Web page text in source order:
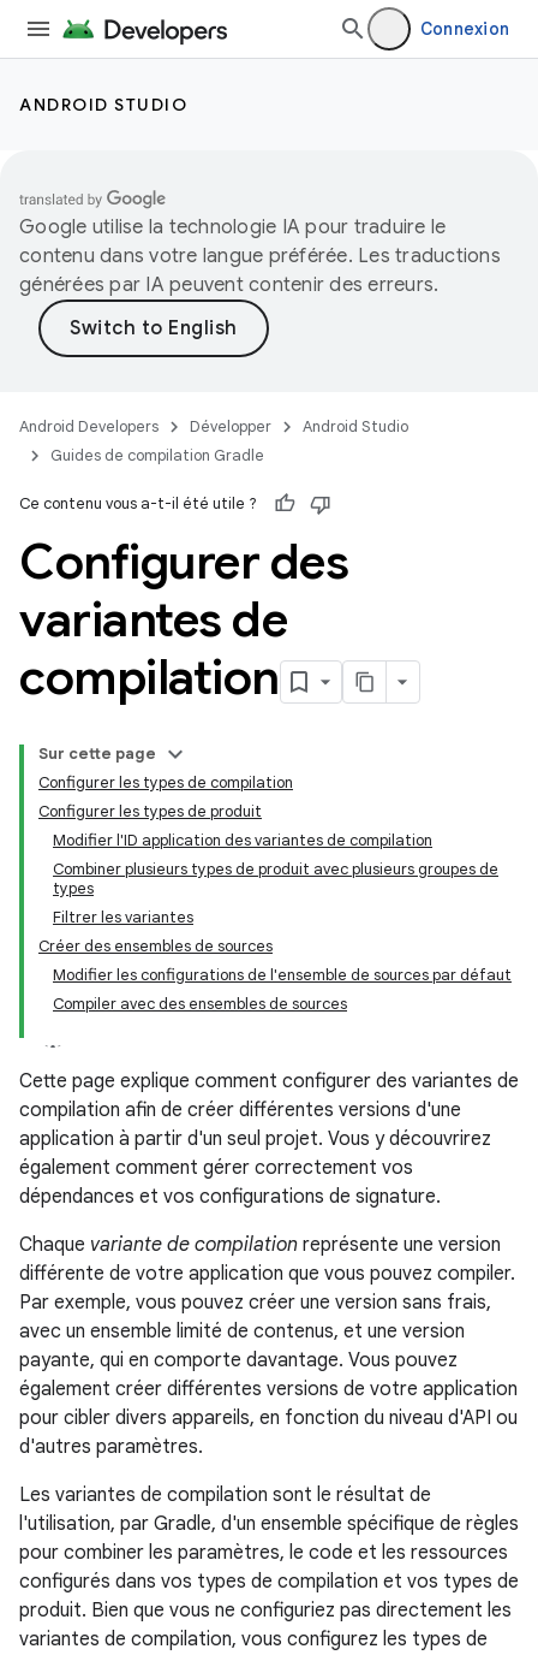
Connexion
ANDROID STUDIO
Google utilise la technologie IA pour traduire le
contenu dans votre langue préférée. Les traductions
générées par IA peuvent contenir des erreurs.
Android Developers Développer
Android Studio
Guides de compilation Gradle
Ce contenu vous a-t-il été utile ?
Configurer des
variantes de
compilation
Sur cette page
Configurer les types de compilation
Configurer les types de produit
Modifier l'ID application des variantes de compilation
Combiner plusieurs types de produit avec plusieurs groupes de
types
Filtrer les variantes
Créer des ensembles de sources
Modifier les configurations de l'ensemble de sources par défaut
Compiler avec des ensembles de sources
Cette page explique comment configurer des variantes de
compilation afin de créer différentes versions d'une
application à partir d'un seul projet. Vous y découvrirez
également comment gérer correctement vos
dépendances et vos configurations de signature.
Chaque variante de compilation représente une version
différente de votre application que vous pouvez compiler.
Par exemple, vous pouvez créer une version sans frais,
avec un ensemble limité de contenus, et une version
payante, qui en comporte davantage. Vous pouvez
également créer différentes versions de votre application
pour cibler divers appareils, en fonction du niveau d'API ou
d'autres paramètres.
Les variantes de compilation sont le résultat de
l'utilisation, par Gradle, d'un ensemble spécifique de règles
pour combiner les paramètres, le code et les ressources
configurés dans vos types de compilation et vos types de
produit. Bien que vous ne configuriez pas directement les
variantes de compilation, vous configurez les types de